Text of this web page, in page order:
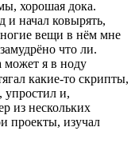
хорошая дока.
и начал ковырять,
вещи в нём мне
что ли.
может я в ноду
какие-то скрипты,
упростил и,
из нескольких
проекты, изучал